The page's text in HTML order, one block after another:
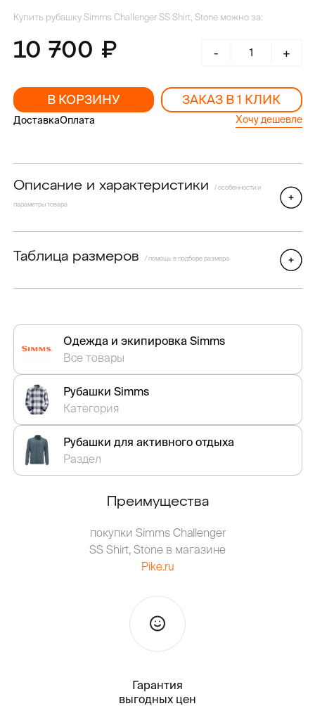
Купить рубашку Simms Challenger SS Shirt, Stone можно за:
10 700 - +
В КОРЗИНУ ЗАКАЗ В 1 КЛИК
ДоставкаОплата Хочу дешевле
Описание и характеристики / особенности и
параметры товара
Таблица размеров / помощь в подборе размера
Одежда и экипировка Simms
Все товары
Рубашки Simms
Категория
Рубашки для активного отдыха
Раздел
Преимущества
покупки Simms Challenger
SS Shirt, Stone в магазине
Pike.ru
Гарантия
выгодных цен